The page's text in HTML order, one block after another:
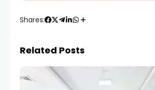
Shares:
Related Posts